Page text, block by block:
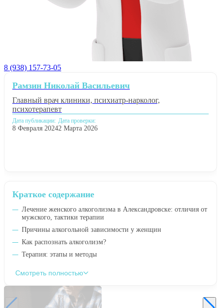
8 (938) 157-73-05
Краткое содержание
Лечение женского алкоголизма в Александровске: отличия от
мужского, тактики терапии
Причины алкогольной зависимости у женщин
Как распознать алкоголизм?
Терапия: этапы и методы
Смотреть полностью
Рамзин Николай Васильевич
Главный врач клиники, психиатр-нарколог,
психотерапевт
Дата публикации:
8 Февраля 2024
Дата проверки:
2 Марта 2026